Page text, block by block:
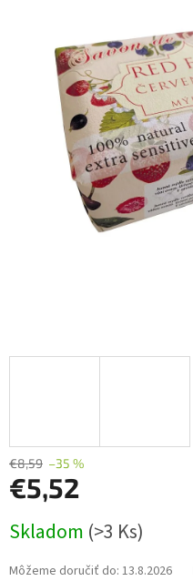
€8,59 –35 %
€5,52
cena:
Skladom (>3 Ks)
Môžeme doručiť do: 13.8.2026